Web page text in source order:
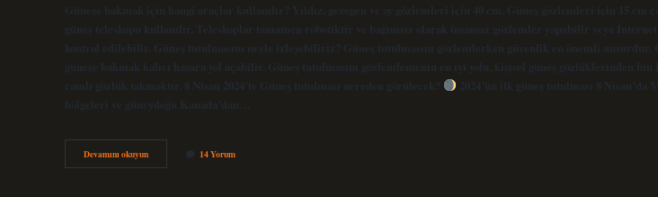
Güneşe bakmak için hangi araçlar kullanılır? Yıldız, gezegen ve ay gözlemleri için 40 cm. Güneş gözlemleri için 15 cm
güneş teleskopu kullanılır. Teleskoplar tamamen robotiktir ve bağımsız olarak insansız gözlemler yapabilir veya
kontrol edilebilir. Güneş tutulmasını neyle izleyebiliriz? Güneş tutulmasını gözlemlerken güvenlik en önemli unsurdur.
güneşe bakmak kalıcı hasara yol açabilir. Güneş tutulmasını gözlemlemenin en iyi yolu, kişisel güneş gözlüklerinden bin
camlı gözlük takmaktır. 8 Nisan 2024’te Güneş tutulması nereden görülecek?
2024’ün ilk güneş tutulması 8 Nisan’da
bölgeleri ve güneydoğu Kanada’dan…
Devamını okuyunGüneş
Tutulması
14 Yorum